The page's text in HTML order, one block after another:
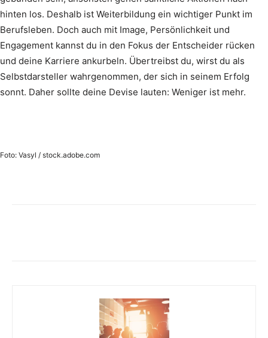
hinten los. Deshalb ist Weiterbildung ein wichtiger Punkt im
Berufsleben. Doch auch mit Image, Persönlichkeit und
Engagement kannst du in den Fokus der Entscheider rücken
und deine Karriere ankurbeln. Übertreibst du, wirst du als
Selbstdarsteller wahrgenommen, der sich in seinem Erfolg
sonnt. Daher sollte deine Devise lauten: Weniger ist mehr.
Foto: Vasyl / stock.adobe.com